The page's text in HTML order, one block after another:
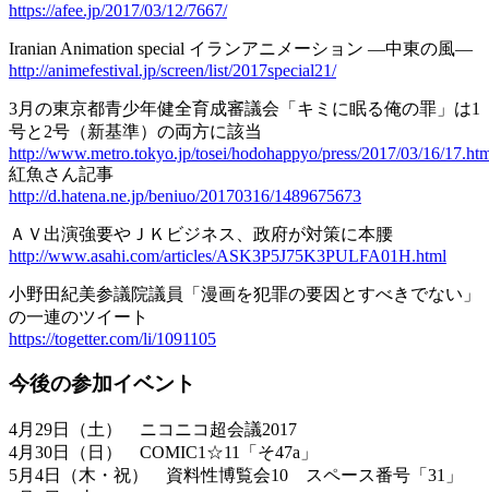
https://afee.jp/2017/03/12/7667/
Iranian Animation special イランアニメーション —中東の風—
http://animefestival.jp/screen/list/2017special21/
3月の東京都青少年健全育成審議会「キミに眠る俺の罪」は1
号と2号（新基準）の両方に該当
http://www.metro.tokyo.jp/tosei/hodohappyo/press/2017/03/16/
紅魚さん記事
http://d.hatena.ne.jp/beniuo/20170316/1489675673
ＡＶ出演強要やＪＫビジネス、政府が対策に本腰
http://www.asahi.com/articles/ASK3P5J75K3PULFA01H.html
小野田紀美参議院議員「漫画を犯罪の要因とすべきでない」
の一連のツイート
https://togetter.com/li/1091105
今後の参加イベント
4月29日（土） ニコニコ超会議2017
4月30日（日） COMIC1☆11「そ47a」
5月4日（木・祝） 資料性博覧会10 スペース番号「31」